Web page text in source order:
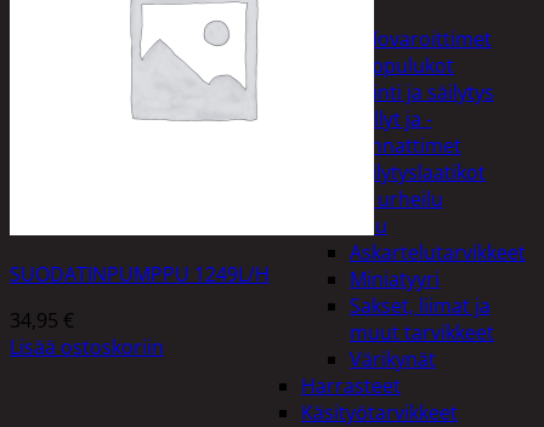
Palovaroittimet
Riippulukot
Varastointi ja säilytys
Hyllyt ja -
kannattimet
Säilytyslaatikot
Vapaa-aika ja urheilu
Askartelu
Askartelutarvikkeet
Miniatyyri
Sakset, liimat ja
muut tarvikkeet
Värikynät
Harrasteet
Käsityötarvikkeet
SUODATINPUMPPU 1249L/H
34,95 €
Lisää ostoskoriin